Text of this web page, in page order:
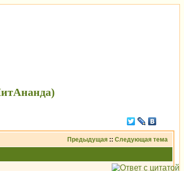
Предыдущая :: Следующая тема